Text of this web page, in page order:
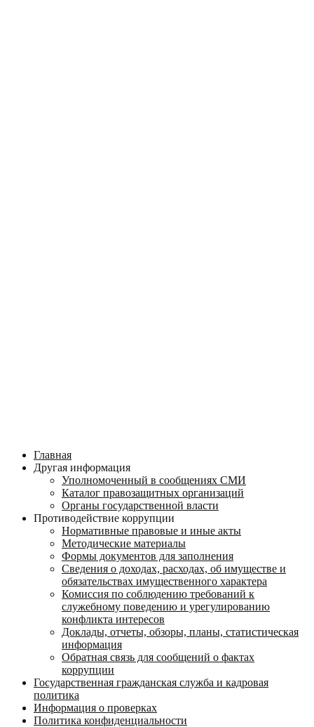
Главная
Другая информация
Уполномоченный в сообщениях СМИ
Каталог правозащитных организаций
Органы государственной власти
Противодействие коррупции
Нормативные правовые и иные акты
Методические материалы
Формы документов для заполнения
Сведения о доходах, расходах, об имуществе и
обязательствах имущественного характера
Комиссия по соблюдению требований к
служебному поведению и урегулированию
конфликта интересов
Доклады, отчеты, обзоры, планы, статистическая
информация
Обратная связь для сообщений о фактах
коррупции
Государственная гражданская служба и кадровая
политика
Информация о проверках
Политика конфиденциальности